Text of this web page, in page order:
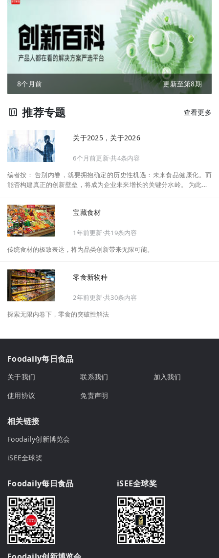
8个月前 更新至第8期
推荐专题 查看更多
关于2025，关于2026
6个月前更新·共4条内容
编者按： 告别内卷，就要拥抱确定的历史性机遇：未来食品健康化。而
能否构建真正的创新壁垒，将成为企业未来增长的关键分水岭。 为此，F
将以“创新产品”透视“未来机会”，以全球视野探寻中国机遇、增长解法，
拆解年度标杆的增长逻辑与谋篇布局，深挖“药食同源”“低GI”“老龄营
养”“清洁标签”等热门赛道的爆品基因，从趋势预判、品类创新、未来增长
机会、企业战略布局以及渠道变革等，为行业提供务实、前瞻的开年创新
宝藏食材
1年前更新·共19条内容
传统食材的极致表达，将为品类创新带来无限可能。
零食新物种
2年前更新·共30条内容
探索无限内卷下，零食的突破性解法
Foodaily每日食品
关于我们 联系我们
加入我们
使用协议
免责声明
相关链接
Foodaily创新博览会
iSEE全球奖
Foodaily每日食品 iSEE全球奖